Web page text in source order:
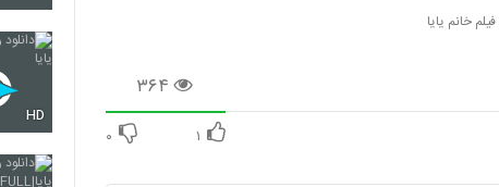
فیلم خانم یایا
۳۶۴
۱ ۰
HD